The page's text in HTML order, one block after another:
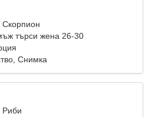
Скорпион
търси жена 26-30
Снимка
Риби